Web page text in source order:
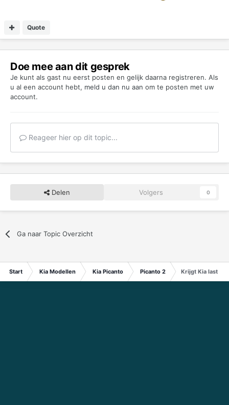
Quote
Doe mee aan dit gesprek
Je kunt als gast nu eerst posten en gelijk daarna registreren. Als
u al een account hebt, meld u dan nu aan om te posten met uw
account.
Reageer hier op dit topic...
Delen Volgers 0
Ga naar Topic Overzicht
Start Kia Modellen Kia Picanto Picanto 2 Krijgt Kia last